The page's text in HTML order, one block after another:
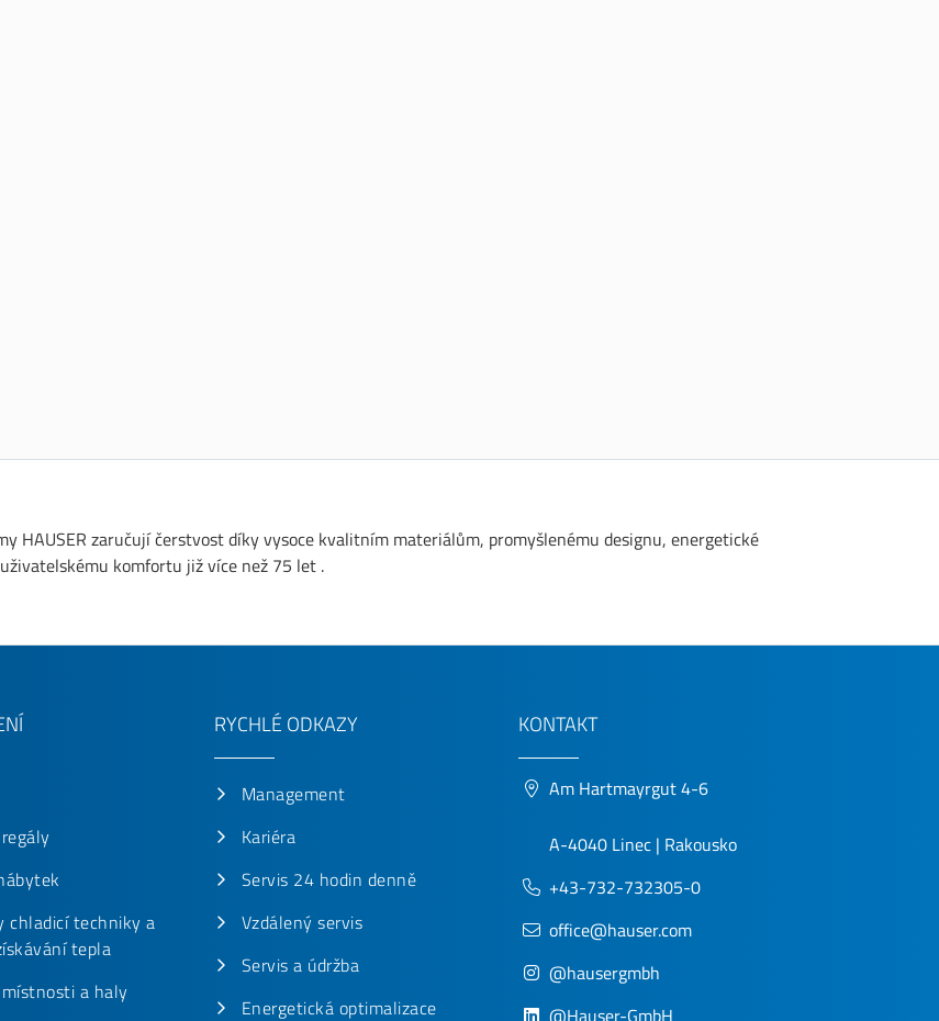
HAUSER zaručují čerstvost díky vysoce kvalitním materiálům, promyšlenému designu, energetické
komfortu již více než 75 let .
chladicí techniky a
tepla
a haly
RYCHLÉ ODKAZY
Management
Kariéra
Servis 24 hodin denně
Vzdálený servis
Servis a údržba
Energetická optimalizace
KONTAKT
Am Hartmayrgut 4-6
A-4040 Linec | Rakousko
+43-732-732305-0
office@hauser.com
@hausergmbh
@Hauser-GmbH